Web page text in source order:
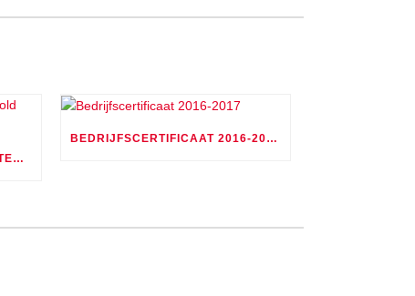
GOURMETPRIJS VOOR KLANTEN ARNOLD DAALS
BEDRIJFSCERTIFICAAT 2016-2017